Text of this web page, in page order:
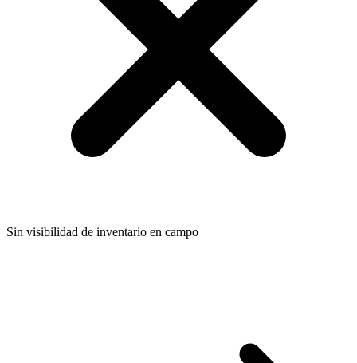
Sin visibilidad de inventario en campo